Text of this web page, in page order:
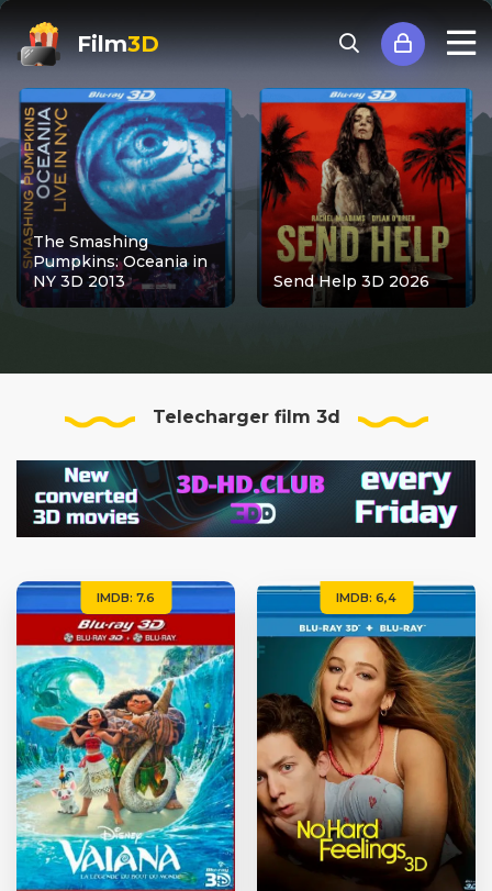
Film3D
The Smashing
Pumpkins: Oceania in
NY 3D 2013
Send Help 3D 2026
Telecharger film 3d
IMDB: 7.6 IMDB: 6,4